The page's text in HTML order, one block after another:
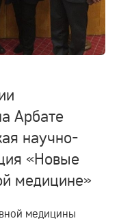
Арбате
научно-
«Новые
медицине»
медицины